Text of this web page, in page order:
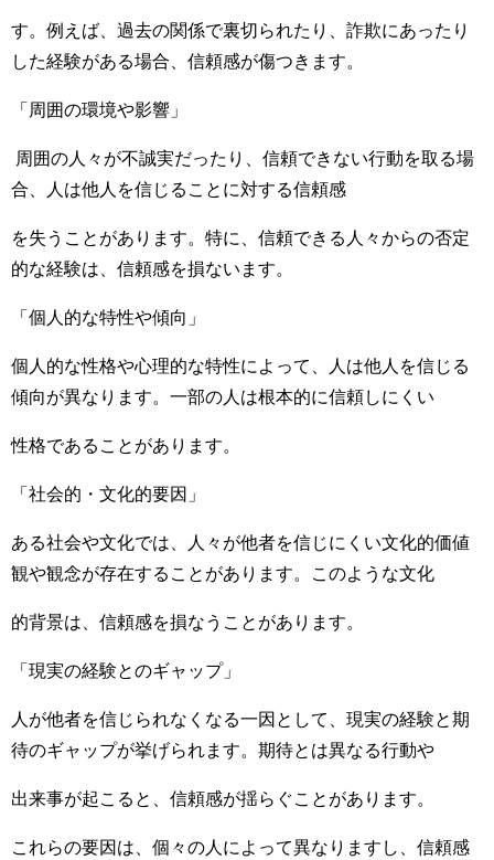
す。例えば、過去の関係で裏切られたり、詐欺にあったり
した経験がある場合、信頼感が傷つきます。
「周囲の環境や影響」
周囲の人々が不誠実だったり、信頼できない行動を取る場
合、人は他人を信じることに対する信頼感
を失うことがあります。特に、信頼できる人々からの否定
的な経験は、信頼感を損ないます。
「個人的な特性や傾向」
個人的な性格や心理的な特性によって、人は他人を信じる
傾向が異なります。一部の人は根本的に信頼しにくい
性格であることがあります。
「社会的・文化的要因」
ある社会や文化では、人々が他者を信じにくい文化的価値
観や観念が存在することがあります。このような文化
的背景は、信頼感を損なうことがあります。
「現実の経験とのギャップ」
人が他者を信じられなくなる一因として、現実の経験と期
待のギャップが挙げられます。期待とは異なる行動や
出来事が起こると、信頼感が揺らぐことがあります。
これらの要因は、個々の人によって異なりますし、信頼感